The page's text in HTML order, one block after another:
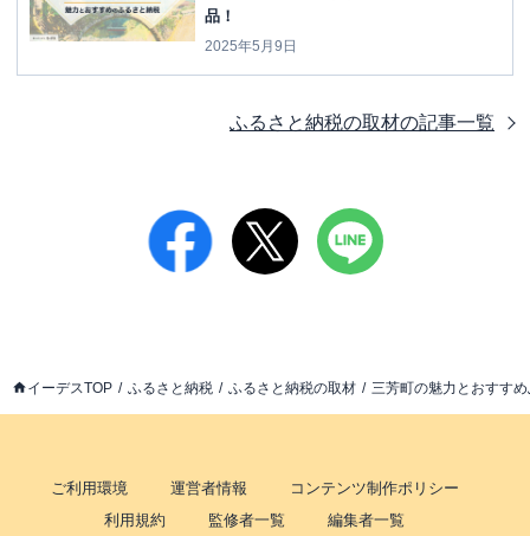
品！
2025年5月9日
ふるさと納税の取材の記事一覧
イーデスTOP ふるさと納税 ふるさと納税の取材 三芳町の魅力とおすす
ご利用環境 運営者情報
コンテンツ制作ポリシー
利用規約
監修者一覧
編集者一覧